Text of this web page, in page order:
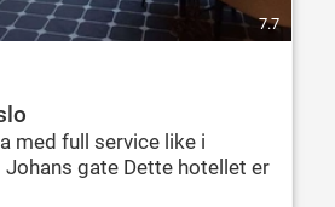
7.7
med full service like i
gate Dette hotellet er